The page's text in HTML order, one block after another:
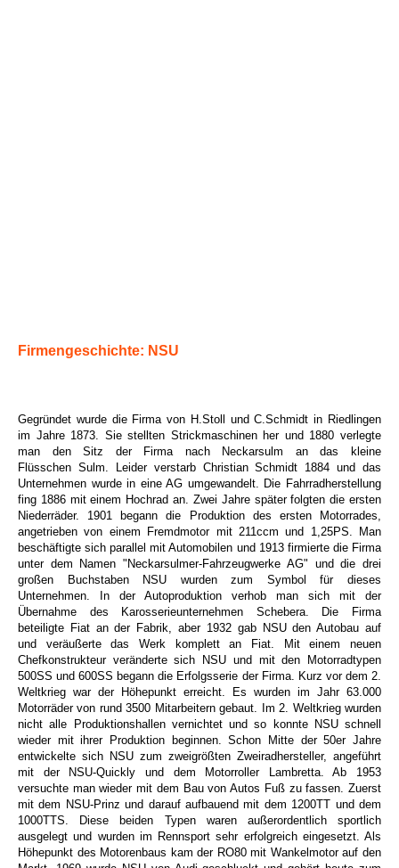
Firmengeschichte: NSU
Gegründet wurde die Firma von H.Stoll und C.Schmidt in Riedlingen
im Jahre 1873. Sie stellten Strickmaschinen her und 1880 verlegte
man den Sitz der Firma nach Neckarsulm an das kleine
Flüsschen Sulm. Leider verstarb Christian Schmidt 1884 und das
Unternehmen wurde in eine AG umgewandelt. Die Fahrradherstellung
fing 1886 mit einem Hochrad an. Zwei Jahre später folgten die ersten
Niederräder. 1901 begann die Produktion des ersten Motorrades,
angetrieben von einem Fremdmotor mit 211ccm und 1,25PS. Man
beschäftigte sich parallel mit Automobilen und 1913 firmierte die Firma
unter dem Namen "Neckarsulmer-Fahrzeugwerke AG" und die drei
großen Buchstaben NSU wurden zum Symbol für dieses
Unternehmen. In der Autoproduktion verhob man sich mit der
Übernahme des Karosserieunternehmen Schebera. Die Firma
beteiligte Fiat an der Fabrik, aber 1932 gab NSU den Autobau auf
und veräußerte das Werk komplett an Fiat. Mit einem neuen
Chefkonstrukteur veränderte sich NSU und mit den Motorradtypen
500SS und 600SS begann die Erfolgsserie der Firma. Kurz vor dem 2.
Weltkrieg war der Höhepunkt erreicht. Es wurden im Jahr 63.000
Motorräder von rund 3500 Mitarbeitern gebaut. Im 2. Weltkrieg wurden
nicht alle Produktionshallen vernichtet und so konnte NSU schnell
wieder mit ihrer Produktion beginnen. Schon Mitte der 50er Jahre
entwickelte sich NSU zum zweigrößten Zweiradhersteller, angeführt
mit der NSU-Quickly und dem Motorroller Lambretta. Ab 1953
versuchte man wieder mit dem Bau von Autos Fuß zu fassen. Zuerst
mit dem NSU-Prinz und darauf aufbauend mit dem 1200TT und dem
1000TTS. Diese beiden Typen waren außerordentlich sportlich
ausgelegt und wurden im Rennsport sehr erfolgreich eingesetzt. Als
Höhepunkt des Motorenbaus kam der RO80 mit Wankelmotor auf den